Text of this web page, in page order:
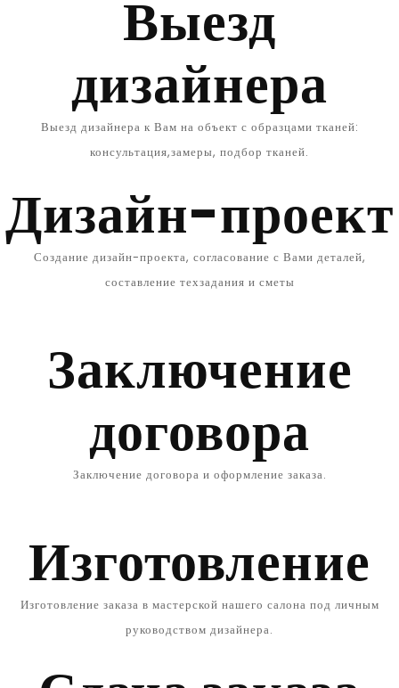
Выезд
дизайнера
Выезд дизайнера к Вам на объект с образцами тканей:
консультация,замеры, подбор тканей.
Дизайн-проект
Создание дизайн-проекта, согласование с Вами деталей,
составление техзадания и сметы
Заключение
договора
Заключение договора и оформление заказа.
Изготовление
Изготовление заказа в мастерской нашего салона под личным
руководством дизайнера.